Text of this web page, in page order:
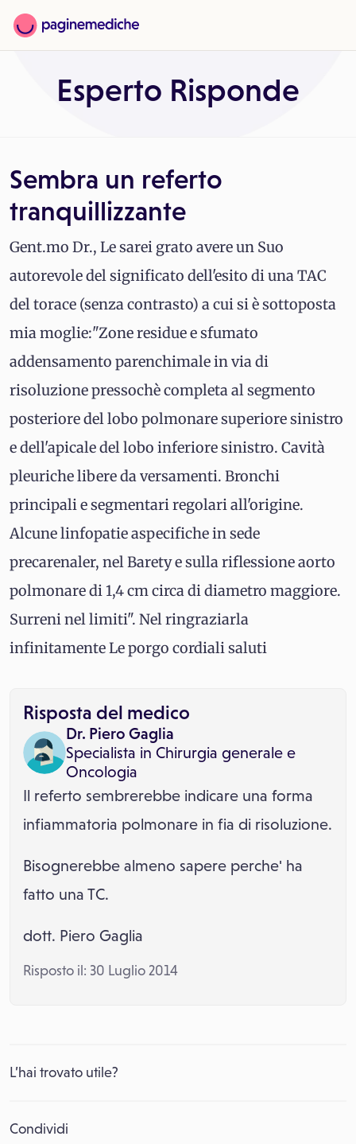
Esperto Risponde
Sembra un referto
tranquillizzante
Gent.mo Dr., Le sarei grato avere un Suo
autorevole del significato dell'esito di una TAC
del torace (senza contrasto) a cui si è sottoposta
mia moglie:"Zone residue e sfumato
addensamento parenchimale in via di
risoluzione pressochè completa al segmento
posteriore del lobo polmonare superiore sinistro
e dell'apicale del lobo inferiore sinistro. Cavità
pleuriche libere da versamenti. Bronchi
principali e segmentari regolari all'origine.
Alcune linfopatie aspecifiche in sede
precarenaler, nel Barety e sulla riflessione aorto
polmonare di 1,4 cm circa di diametro maggiore.
Surreni nel limiti". Nel ringraziarla
infinitamente Le porgo cordiali saluti
Risposta del medico
Dr. Piero Gaglia
Specialista in Chirurgia generale e
Oncologia
Il referto sembrerebbe indicare una forma
infiammatoria polmonare in fia di risoluzione.
Bisognerebbe almeno sapere perche' ha
fatto una TC.
dott. Piero Gaglia
Risposto il: 30 Luglio 2014
L’hai trovato utile?
Condividi